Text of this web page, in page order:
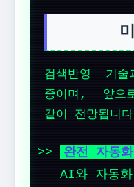
검색반영 기
중이며, 앞으
같이 전망됩니
완전 자동
AI와 자동화